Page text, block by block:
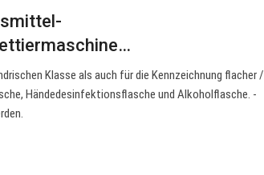
Klasse als auch für die Kennzeichnung flacher /
Händedesinfektionsflasche und Alkoholflasche. -